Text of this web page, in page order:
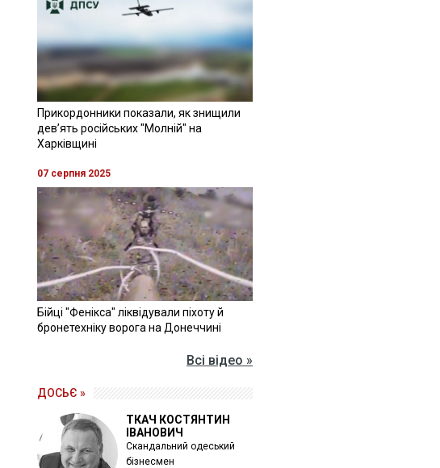
Прикордонники показали, як знищили
девʼять російських "Молній" на
Харківщині
07 серпня 2025
Бійці "Фенікса" ліквідували піхоту й
бронетехніку ворога на Донеччині
Всі відео »
ДОСЬЄ »
ТКАЧ КОСТЯНТИН
ІВАНОВИЧ
Скандальний одеський
бізнесмен